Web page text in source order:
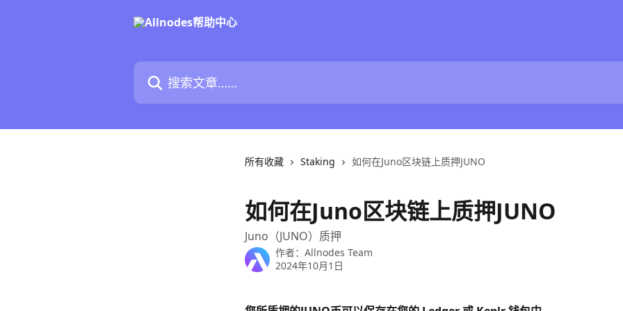
搜索文章……
所有收藏 Staking 如何在Juno区块链上质押JUNO
如何在Juno区块链上质押JUNO
Juno（JUNO）质押
作者： Allnodes Team
2024年10月1日